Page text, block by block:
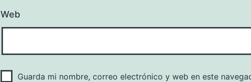
Web
Guarda mi nombre, correo electrónico y web en este